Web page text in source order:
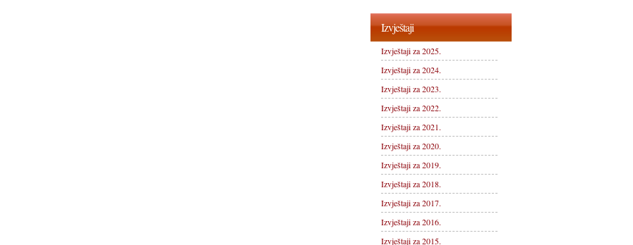
Izvještaji
Izvještaji za 2025.
Izvještaji za 2024.
Izvještaji za 2023.
Izvještaji za 2022.
Izvještaji za 2021.
Izvještaji za 2020.
Izvještaji za 2019.
Izvještaji za 2018.
Izvještaji za 2017.
Izvještaji za 2016.
Izvještaji za 2015.